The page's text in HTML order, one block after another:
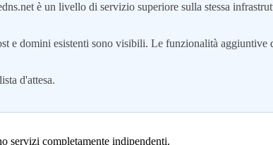
è un livello di servizio superiore sulla stessa
e domini esistenti sono visibili. Le funzionalità
d'attesa.
servizi completamente indipendenti.